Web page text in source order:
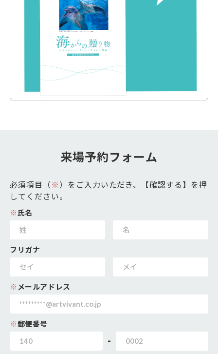
来場予約フォーム
必須項目（ ※ ）をご入力いただき、【確認する】を押
してください。
※ 氏名
フリガナ
※ メールアドレス
※郵便番号
-